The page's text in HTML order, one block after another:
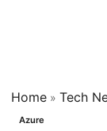
Home » Tech
Azure